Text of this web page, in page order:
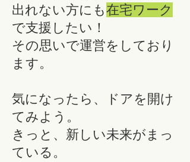
出れない方にも在宅ワーク
で支援したい！
その思いで運営をしており
ます。
気になったら、ドアを開け
てみよう。
きっと、新しい未来がまっ
ている。